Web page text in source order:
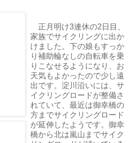
正月明け3連休の2日目、
家族でサイクリングに出か
けました。下の娘もすっか
り補助輪なしの自転車を乗
りこなせるようになり、お
天気もよかったので少し遠
出です。淀川沿いには、サ
イクリングロードが整備さ
れていて、最近は御幸橋の
方までサイクリングロード
が延伸したようです。御幸
橋から北は嵐山までサイク